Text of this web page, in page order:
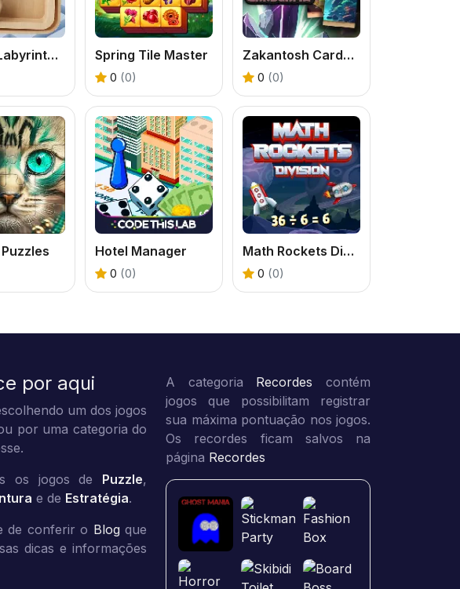
Classic Labyrinth 3d Maze Spring Tile Master
0 (0)
Zakantosh Cardgame Lite
0 (0)
Hotel Manager
0 (0)
Math Rockets Division
0 (0)
por aqui
um dos jogos
por uma categoria do
os jogos de Puzzle,
e de Estratégia.
de conferir o Blog que
dicas e informações
A categoria Recordes contém
jogos que possibilitam registrar
sua máxima pontuação nos jogos.
Os recordes ficam salvos na
página Recordes